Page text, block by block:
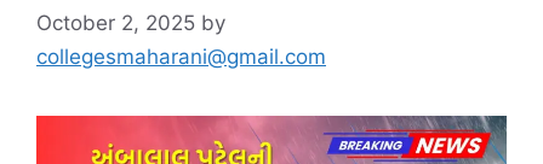
October 2, 2025 by
collegesmaharani@gmail.com